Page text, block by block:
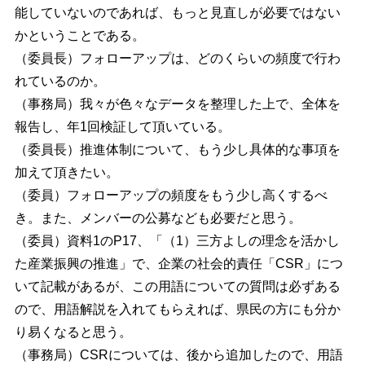
能していないのであれば、もっと見直しが必要ではない
かということである。
（委員長）フォローアップは、どのくらいの頻度で行わ
れているのか。
（事務局）我々が色々なデータを整理した上で、全体を
報告し、年1回検証して頂いている。
（委員長）推進体制について、もう少し具体的な事項を
加えて頂きたい。
（委員）フォローアップの頻度をもう少し高くするべ
き。また、メンバーの公募なども必要だと思う。
（委員）資料1のP17、「（1）三方よしの理念を活かし
た産業振興の推進」で、企業の社会的責任「CSR」につ
いて記載があるが、この用語についての質問は必ずある
ので、用語解説を入れてもらえれば、県民の方にも分か
り易くなると思う。
（事務局）CSRについては、後から追加したので、用語